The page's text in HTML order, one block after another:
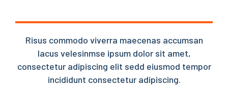
Risus commodo viverra maecenas accumsan
lacus velesinmse ipsum dolor sit amet,
consectetur adipiscing elit sedd eiusmod tempor
incididunt consectetur adipiscing.